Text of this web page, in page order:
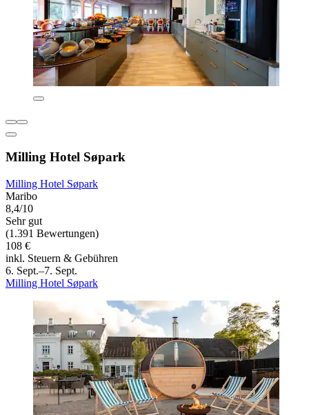
Milling Hotel Søpark
Milling Hotel Søpark
Maribo
8,4/10
Sehr gut
(1.391 Bewertungen)
108 €
inkl. Steuern & Gebühren
6. Sept.–7. Sept.
Milling Hotel Søpark